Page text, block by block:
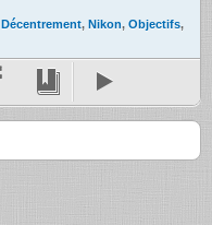
Décentrement, Nikon, Objectifs,